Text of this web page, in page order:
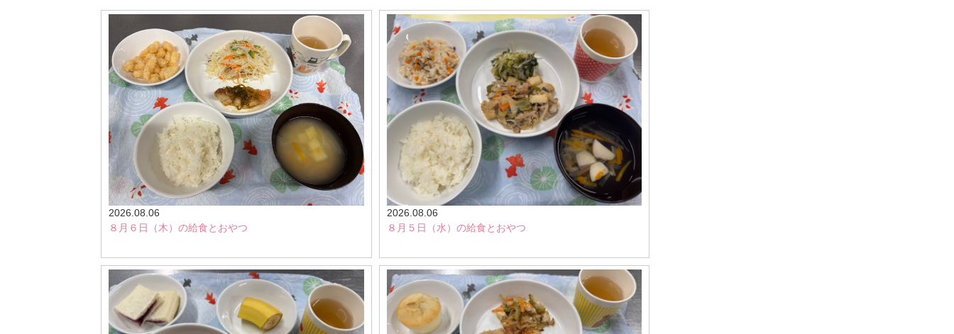
2026.08.06
８月６日（木）の給食とおやつ
2026.08.06
８月５日（水）の給食とおやつ